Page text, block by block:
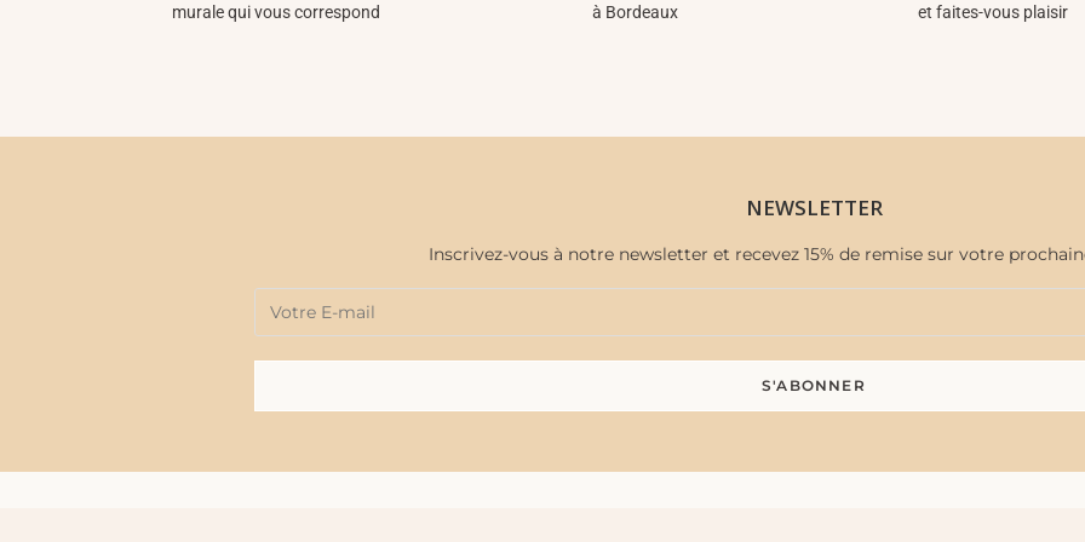
murale qui vous correspond
à Bordeaux
et faites-vous plaisir
NEWSLETTER
Inscrivez-vous à notre newsletter et recevez 15% de remise sur votre